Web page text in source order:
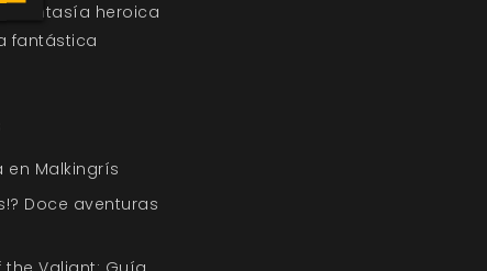
Fantasía heroica
fantástica
en Malkingrís
Doce aventuras